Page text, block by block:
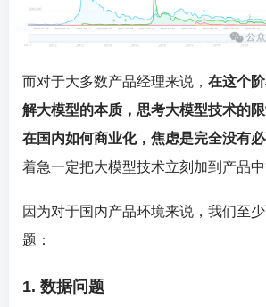
而对于大多数产品经理来说， 在这个
解大模型的本质，思考大模型技术的
在国内如何商业化，焦虑是完全没有
着急一定把大模型技术立刻加到产品中
因为对于国内产品环境来说，我们至
题：
1. 数据问题